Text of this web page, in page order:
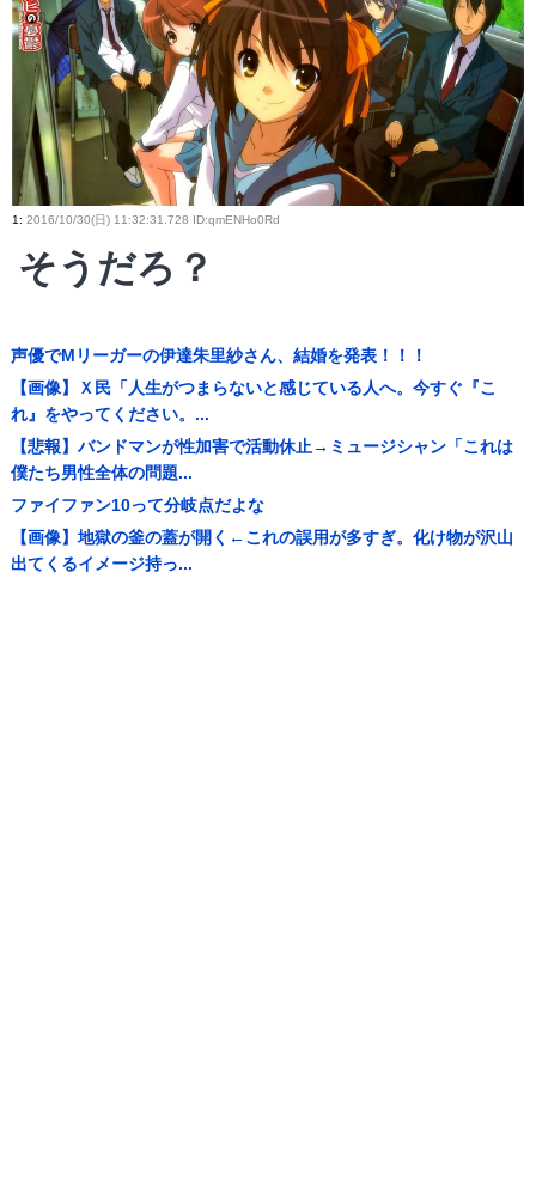
1: 2016/10/30(日) 11:32:31.728 ID:qmENHo0Rd
そうだろ？
声優でMリーガーの伊達朱里紗さん、結婚を発表！！！
【画像】Ｘ民「人生がつまらないと感じている人へ。今すぐ『こ
れ』をやってください。...
【悲報】バンドマンが性加害で活動休止→ミュージシャン「これは
僕たち男性全体の問題...
ファイファン10って分岐点だよな
【画像】地獄の釜の蓋が開く←これの誤用が多すぎ。化け物が沢山
出てくるイメージ持っ...